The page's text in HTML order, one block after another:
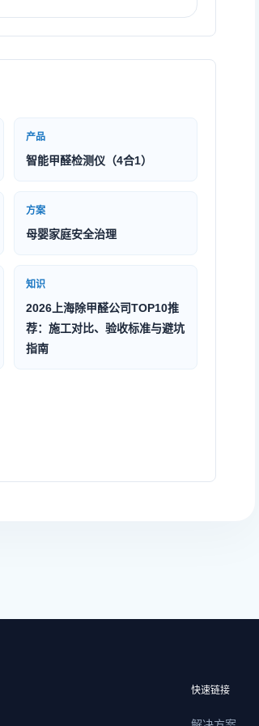
产品
智能甲醛检测仪（4合1）
方案
母婴家庭安全治理
知识
2026上海除甲醛公司TOP10推
荐：施工对比、验收标准与避坑
指南
快速链接